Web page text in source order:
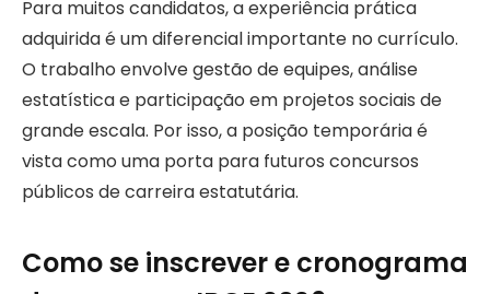
Para muitos candidatos, a experiência prática
adquirida é um diferencial importante no currículo.
O trabalho envolve gestão de equipes, análise
estatística e participação em projetos sociais de
grande escala. Por isso, a posição temporária é
vista como uma porta para futuros concursos
públicos de carreira estatutária.
Como se inscrever e cronograma